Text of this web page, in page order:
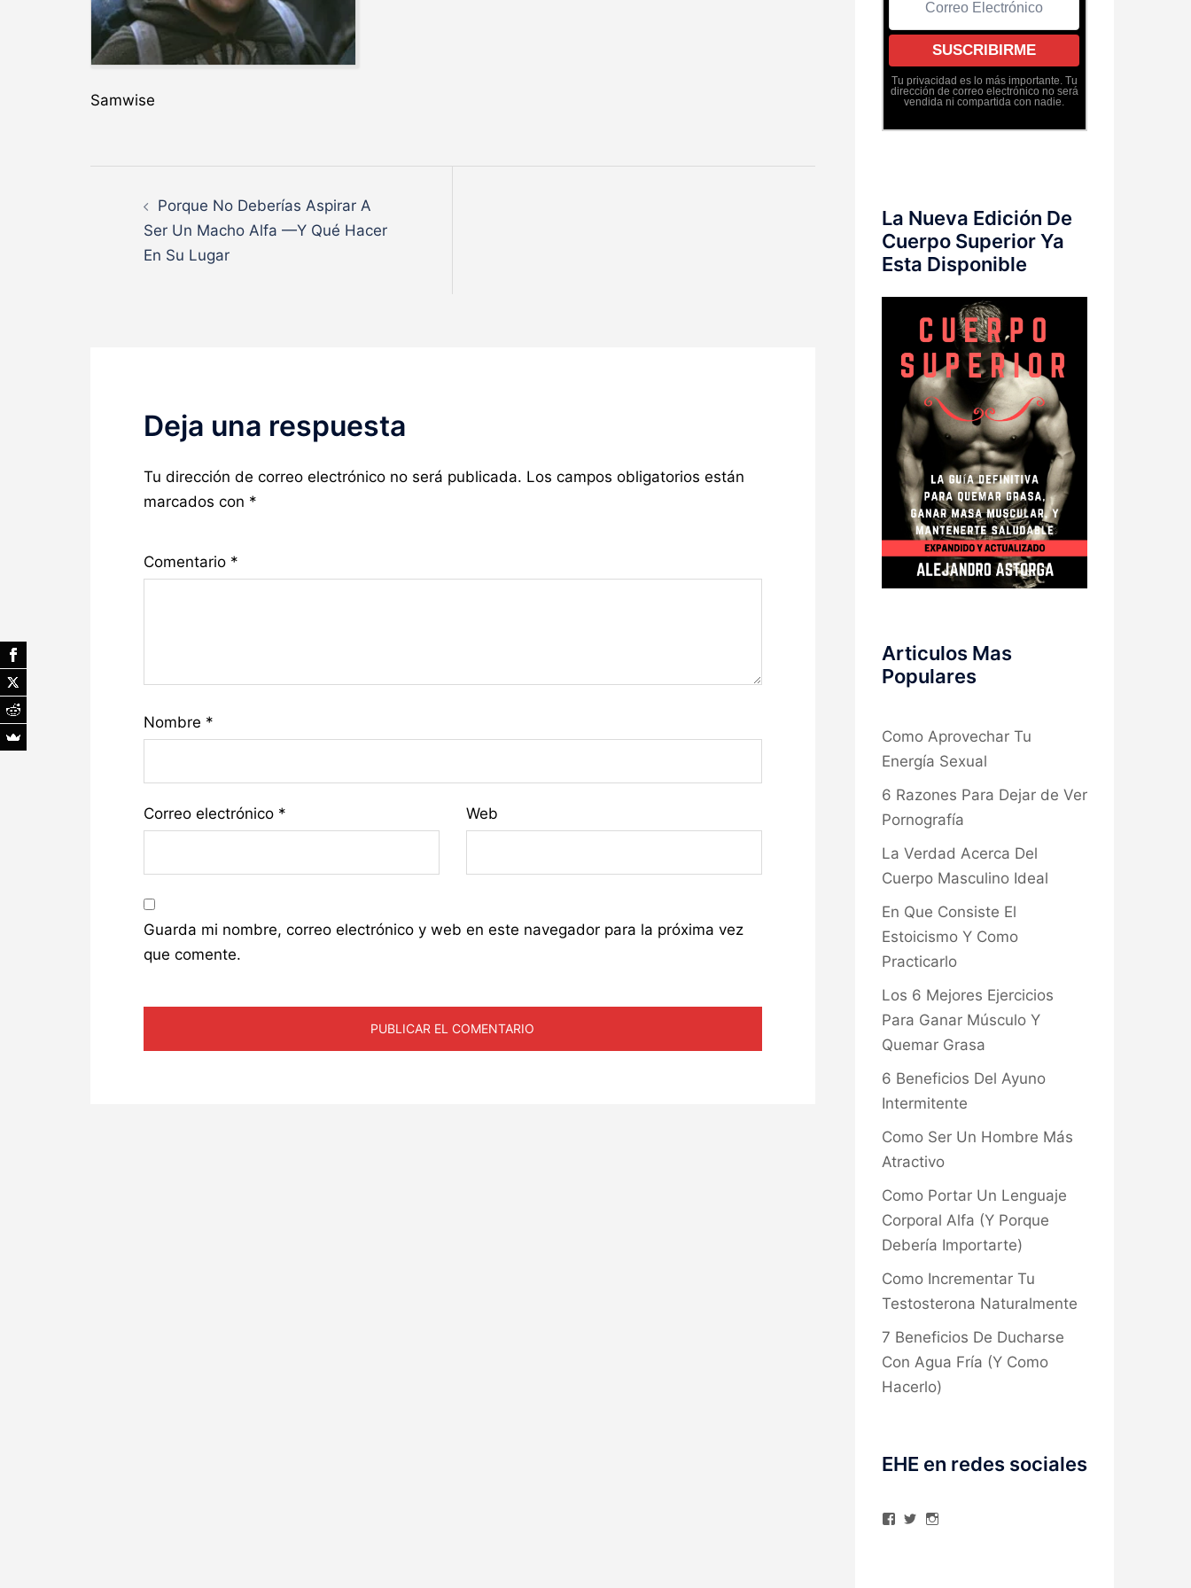
Samwise
Navegación
entradas
Porque No Deberías Aspirar A
Ser Un Macho Alfa —Y Qué Hacer
En Su Lugar
Deja una respuesta
Tu dirección de correo electrónico no será publicada. Los campos obligatorios están
marcados con *
Comentario *
Nombre *
Correo electrónico * Web
Guarda mi nombre, correo electrónico y web en este navegador para la próxima vez
que comente.
Tu privacidad es lo más importante. Tu
dirección de correo electrónico no será
vendida ni compartida con nadie.
La Nueva Edición De
Cuerpo Superior Ya
Esta Disponible
Articulos Mas
Populares
Como Aprovechar Tu
Energía Sexual
6 Razones Para Dejar de Ver
Pornografía
La Verdad Acerca Del
Cuerpo Masculino Ideal
En Que Consiste El
Estoicismo Y Como
Practicarlo
Los 6 Mejores Ejercicios
Para Ganar Músculo Y
Quemar Grasa
6 Beneficios Del Ayuno
Intermitente
Como Ser Un Hombre Más
Atractivo
Como Portar Un Lenguaje
Corporal Alfa (Y Porque
Debería Importarte)
Como Incrementar Tu
Testosterona Naturalmente
7 Beneficios De Ducharse
Con Agua Fría (Y Como
Hacerlo)
EHE en redes sociales
Ver
VerVer